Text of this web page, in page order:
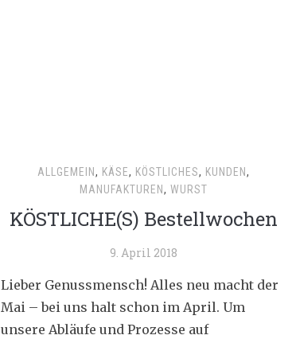
ALLGEMEIN, KÄSE, KÖSTLICHES, KUNDEN,
MANUFAKTUREN,WURST
KÖSTLICHE(S) Bestellwochen
9. April 2018
Lieber Genussmensch! Alles neu macht der
Mai – bei uns halt schon im April. Um
unsere Abläufe und Prozesse auf